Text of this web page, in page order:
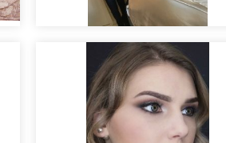
Pruebas de novia